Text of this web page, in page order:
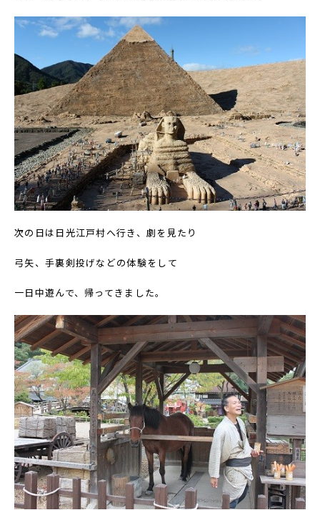
次の日は日光江戸村へ行き、劇を見たり
弓矢、手裏剣投げなどの体験をして
一日中遊んで、帰ってきました。